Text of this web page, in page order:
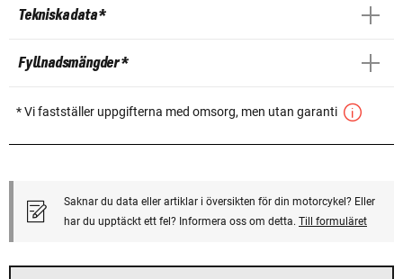
Tekniska data *
Fyllnadsmängder *
* Vi fastställer uppgifterna med omsorg, men utan garanti
Saknar du data eller artiklar i översikten för din motorcykel? Eller
har du upptäckt ett fel? Informera oss om detta. Till formuläret